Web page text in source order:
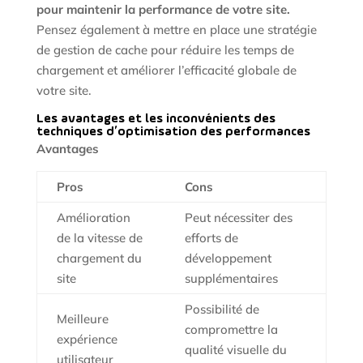
pour maintenir la performance de votre site.
Pensez également à mettre en place une stratégie
de gestion de cache pour réduire les temps de
chargement et améliorer l’efficacité globale de
votre site.
Les avantages et les inconvénients des
techniques d’optimisation des performances
Avantages
Pros
Cons
Amélioration
de la vitesse de
chargement du
site
Peut nécessiter des
efforts de
développement
supplémentaires
Meilleure
expérience
utilisateur
Possibilité de
compromettre la
qualité visuelle du